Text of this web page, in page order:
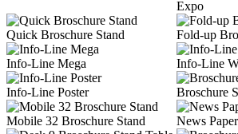
Expo
Quick Broschure Stand Fold-up
Info-Line Mega Info-Line
Info-Line Poster Broschure
Mobile 32 Broschure Stand News